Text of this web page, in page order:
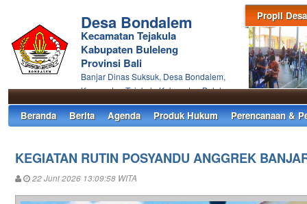
Propil Desa
Desa Bondalem
Kecamatan Tejakula
Kabupaten Buleleng
Provinsi Bali
Banjar Dinas Suksuk, Desa Bondalem,
Kecamatan Tejakula Kabupaten Buleleng
Beranda Berita Agenda Produk Hukum Perencanaan &
KEGIATAN RUTIN POSYANDU ANGGREK
22 Juni 2026 13:09:58 WITA